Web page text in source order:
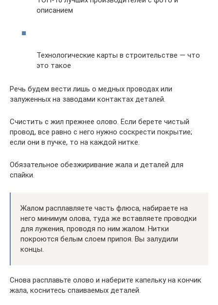
описанием
Технологические карты в строительстве — что
это такое
Речь будем вести лишь о медных проводах или
залуженных на заводами контактах деталей.
Счистить с жил прежнее олово. Если берете чистый
провод, все равно с него нужно соскрести покрытие;
если они в пучке, то на каждой нитке.
Обязательное обезжиривание жала и деталей для
спайки.
Жалом расплавляете часть флюса, набираете на
него минимум олова, туда же вставляете проводки
для лужения, проводя по ним жалом. Нитки
покроются белым слоем припоя. Вы залудили
концы.
Снова расплавьте олово и наберите капельку на кончик
жала, коснитесь спаиваемых деталей.